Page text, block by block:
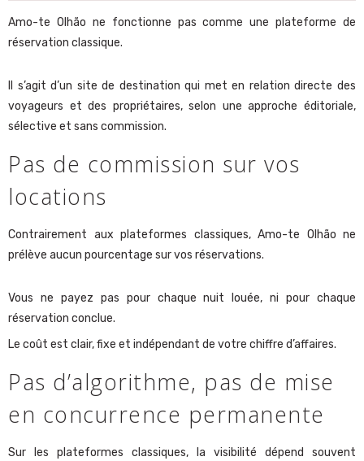
Amo-te Olhão ne fonctionne pas comme une plateforme de
réservation classique.
Il s’agit d’un site de destination qui met en relation directe des
voyageurs et des propriétaires, selon une approche éditoriale,
sélective et sans commission.
Pas de commission sur vos
locations
Contrairement aux plateformes classiques, Amo-te Olhão ne
prélève aucun pourcentage sur vos réservations.
Vous ne payez pas pour chaque nuit louée, ni pour chaque
réservation conclue.
Le coût est clair, fixe et indépendant de votre chiffre d’affaires.
Pas d’algorithme, pas de mise
en concurrence permanente
Sur les plateformes classiques, la visibilité dépend souvent